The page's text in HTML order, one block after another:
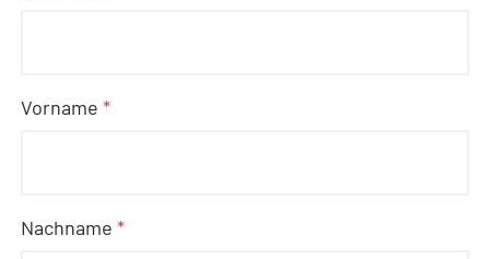
Vorname*
Nachname*